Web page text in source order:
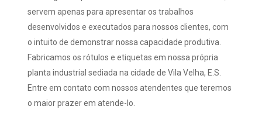
servem apenas para apresentar os trabalhos
desenvolvidos e executados para nossos clientes, com
o intuito de demonstrar nossa capacidade produtiva.
Fabricamos os rótulos e etiquetas em nossa própria
planta industrial sediada na cidade de Vila Velha, E.S.
Entre em contato com nossos atendentes que teremos
o maior prazer em atende-lo.